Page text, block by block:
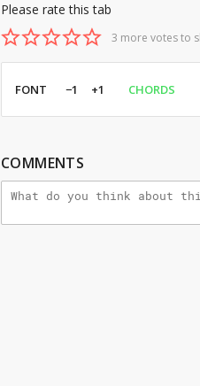
Please rate this tab
3 more votes to
FONT −1 +1 CHORDS
COMMENTS